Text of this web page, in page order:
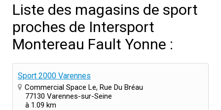
Liste des magasins de sport
proches de Intersport
Montereau Fault Yonne :
Sport 2000 Varennes
Commercial Space Le, Rue Du Bréau
77130 Varennes-sur-Seine
à 1.09 km